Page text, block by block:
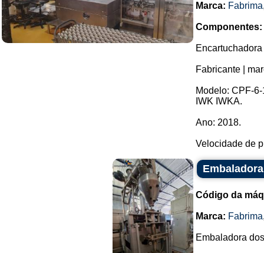
Marca: Fabrima
Componentes:
Fabricante |
Modelo: CPF-
IWK IWKA.
Ano: 2018.
Velocidade de
Código da
Marca: Fabrima
Embaladora